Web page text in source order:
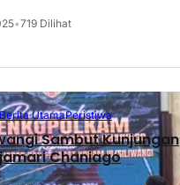
•719 Dilihat
UtamaPeristiwa
Sambut Kunjungan
Chaniago